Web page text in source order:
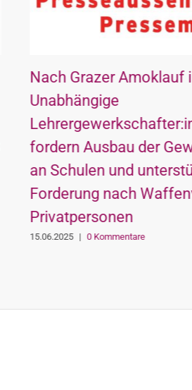
Nach Grazer Amoklauf
Unabhängige
fordern Ausbau der
an Schulen und
Forderung nach
Privatpersonen
15.06.2025 | 0 Kommentare